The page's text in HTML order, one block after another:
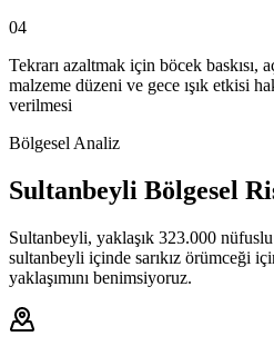
04
Tekrarı azaltmak için böcek baskısı,
malzeme düzeni ve gece ışık etkisi
verilmesi
Bölgesel Analiz
Sultanbeyli Bölgesel
Sultanbeyli, yaklaşık 323.000
sultanbeyli içinde sarıkız örümceği
yaklaşımını benimsiyoruz.